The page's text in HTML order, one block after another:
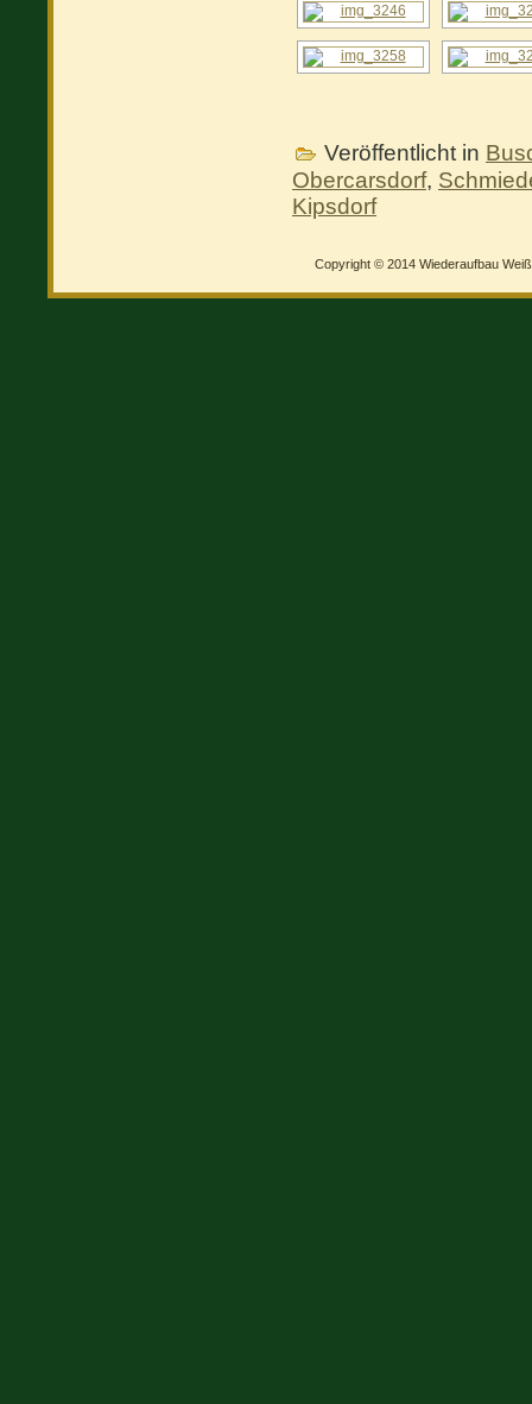
Veröffentlicht in
Obercarsdorf,
Kipsdorf
Copyright © 2014 Wiederaufbau